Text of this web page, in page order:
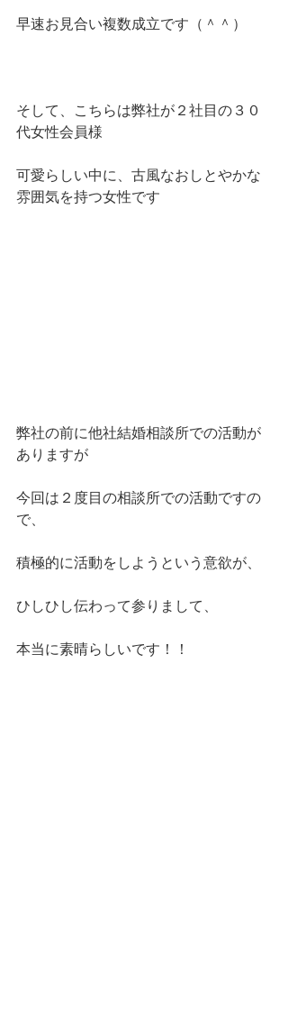
早速お見合い複数成立です（＾＾）
そして、こちらは弊社が２社目の３０
代女性会員様
可愛らしい中に、古風なおしとやかな
雰囲気を持つ女性です
弊社の前に他社結婚相談所での活動が
ありますが
今回は２度目の相談所での活動ですの
で、
積極的に活動をしようという意欲が、
ひしひし伝わって参りまして、
本当に素晴らしいです！！